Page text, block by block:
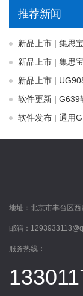
推荐新闻
新品上市 | 集思
新品上市 | 集思
新品上市 |
软件更新 | G639
软件发布 | 通用
地址： 北京市丰台区
邮箱：
服务热线：